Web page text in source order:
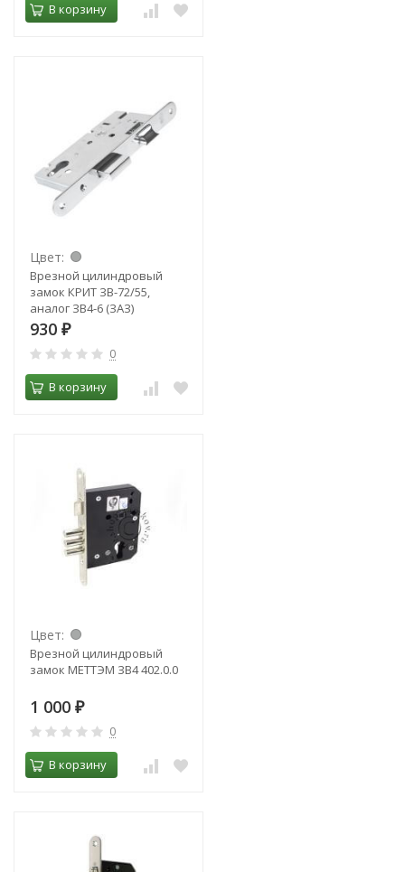
В корзину
Цвет:
Врезной цилиндровый
замок КРИТ ЗВ-72/55,
аналог ЗВ4-6 (ЗАЗ)
930 ₽
0
В корзину
Цвет:
Врезной цилиндровый
замок МЕТТЭМ ЗВ4 402.0.0
1 000 ₽
0
В корзину